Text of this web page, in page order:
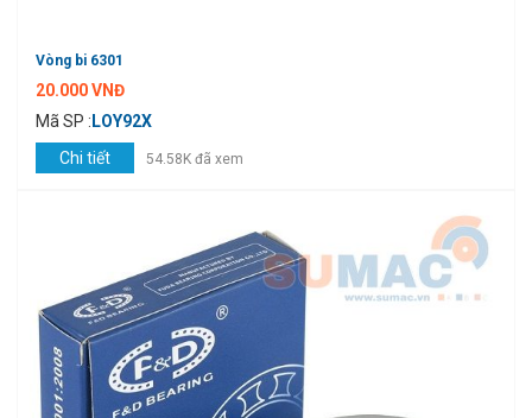
Vòng bi 6301
20.000 VNĐ
Mã SP : LOY92X
Chi tiết
54.58K đã xem